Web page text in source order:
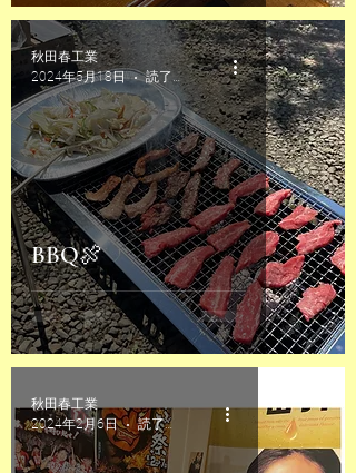
BBQ🍖
秋田春工業
2024年5月18日
読了時間: 1分
秋田春工業
2024年2月6日
読了時間: 1分